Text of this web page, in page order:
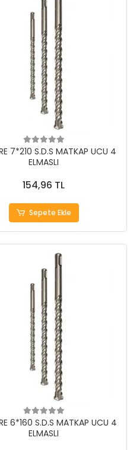
7*210 S.D.S MATKAP UCU 4
ELMASLI
154,96 TL
Sepete Ekle
6*160 S.D.S MATKAP UCU 4
ELMASLI